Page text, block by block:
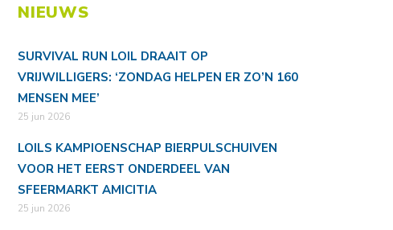
NIEUWS
SURVIVAL RUN LOIL DRAAIT OP
VRIJWILLIGERS: ‘ZONDAG HELPEN ER ZO’N 160
MENSEN MEE’
25 jun 2026
LOILS KAMPIOENSCHAP BIERPULSCHUIVEN
VOOR HET EERST ONDERDEEL VAN
SFEERMARKT AMICITIA
25 jun 2026